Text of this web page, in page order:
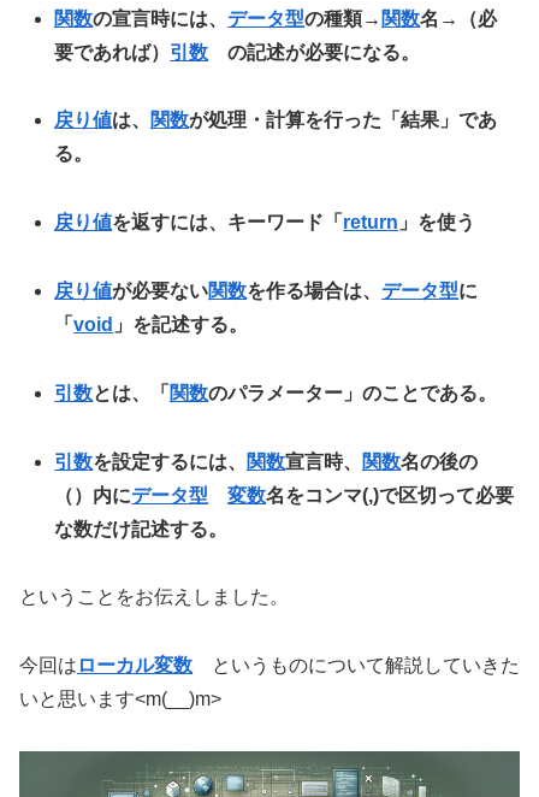
関数の宣言時には、 データ型の種類→ 関数名→（必
要であれば） 引数 の記述が必要になる。
戻り値は、 関数が処理・計算を行った「結果」であ
る。
戻り値を返すには、キーワード「 return 」を使う
戻り値が必要ない関数を作る場合は、 データ型に
「void 」を記述する。
引数とは、「 関数のパラメーター」のことである。
引数を設定するには、 関数宣言時、 関数名の後の
（）内にデータ型 変数名をコンマ(,)で区切って必要
な数だけ記述する。
ということをお伝えしました。
今回は ローカル変数 というものについて解説していきた
いと思います<m(__)m>